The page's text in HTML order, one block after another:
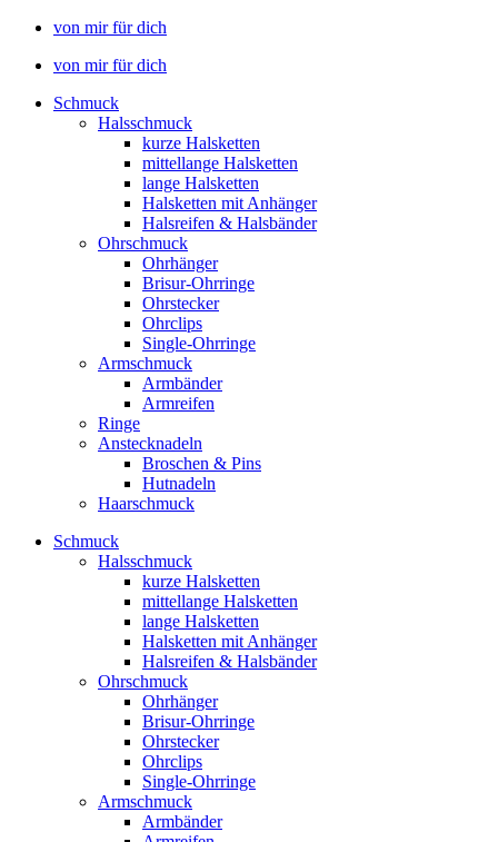
von mir für dich
von mir für dich
Schmuck
Halsschmuck
kurze Halsketten
mittellange Halsketten
lange Halsketten
Halsketten mit Anhänger
Halsreifen & Halsbänder
Ohrschmuck
Ohrhänger
Brisur-Ohrringe
Ohrstecker
Ohrclips
Single-Ohrringe
Armschmuck
Armbänder
Armreifen
Ringe
Anstecknadeln
Broschen & Pins
Hutnadeln
Haarschmuck
Schmuck
Halsschmuck
kurze Halsketten
mittellange Halsketten
lange Halsketten
Halsketten mit Anhänger
Halsreifen & Halsbänder
Ohrschmuck
Ohrhänger
Brisur-Ohrringe
Ohrstecker
Ohrclips
Single-Ohrringe
Armschmuck
Armbänder